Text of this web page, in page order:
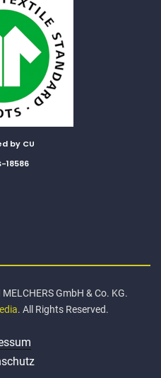
by CU
18586
GmbH & Co. KG.
. All Rights Reserved.